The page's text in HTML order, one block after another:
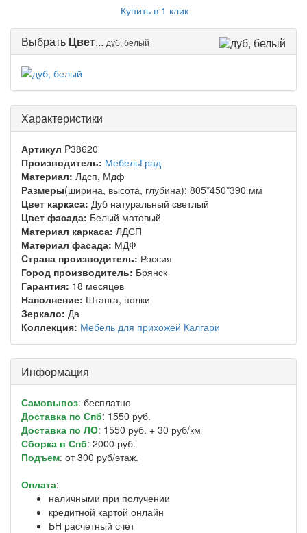
Купить в 1 клик
Выбрать Цвет... дуб, белый
Характеристики
Артикул P38620
Производитель: МебельГрад
Материал: Лдсп, Мдф
Размеры(ширина, высота, глубина): 805*450*390 мм
Цвет каркаса: Дуб натуральный светлый
Цвет фасада: Белый матовый
Материал каркаса: ЛДСП
Материал фасада: МДФ
Cтрана производитель: Россия
Город производитель: Брянск
Гарантия: 18 месяцев
Наполнение: Штанга, полки
Зеркало: Да
Коллекция: Мебель для прихожей Калгари
Информация
Самовывоз: бесплатно
Доставка по Спб: 1550 руб.
Доставка по ЛО: 1550 руб. + 30 руб/км
Сборка в Спб: 2000 руб.
Подъем: от 300 руб/этаж.
Оплата:
наличными при получении
кредитной картой онлайн
БН расчетный счет